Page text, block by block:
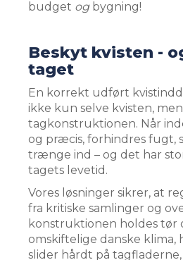
budget og bygning!
Beskyt kvisten -
taget
En korrekt udført
ikke kun selve kvisten,
tagkonstruktionen. Når
og præcis, forhindres fugt,
trænge ind – og det har
tagets levetid.
Vores løsninger sikrer, at
fra kritiske samlinger og
konstruktionen holdes tør
omskiftelige danske klima,
slider hårdt på tagfladerne,